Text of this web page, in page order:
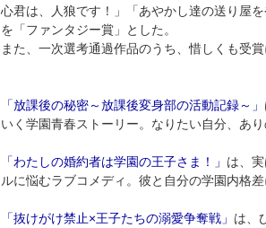
心君は、人狼です！」「あやかし達の送り屋
を「ファンタジー賞」とした。
また、一次選考通過作品のうち、惜しくも受
「放課後の秘密～放課後変身部の活動記録～」
いく学園青春ストーリー。なりたい自分、あ
「わたしの婚約者は学園の王子さま！」 は、
ルに悩むラブコメディ。彼と自分の学園内格
「抜けがけ禁止×王子たちの溺愛争奪戦」 は、